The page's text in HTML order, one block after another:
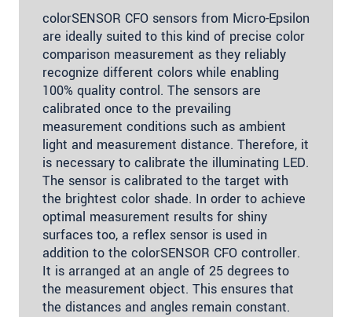
colorSENSOR CFO sensors from Micro-Epsilon
are ideally suited to this kind of precise color
comparison measurement as they reliably
recognize different colors while enabling
100% quality control. The sensors are
calibrated once to the prevailing
measurement conditions such as ambient
light and measurement distance. Therefore, it
is necessary to calibrate the illuminating LED.
The sensor is calibrated to the target with
the brightest color shade. In order to achieve
optimal measurement results for shiny
surfaces too, a reflex sensor is used in
addition to the colorSENSOR CFO controller.
It is arranged at an angle of 25 degrees to
the measurement object. This ensures that
the distances and angles remain constant.